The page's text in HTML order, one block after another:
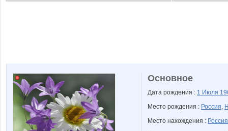
Основное
Дата рождения : 1 Июля
Место рождения : Россия,
Место нахождения : Россия